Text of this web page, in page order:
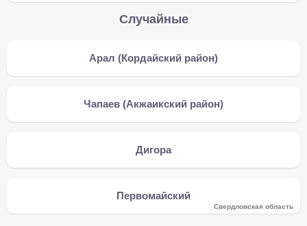
Случайные
Арал (Кордайский район)
Чапаев (Акжаикский район)
Дигора
Первомайский
Свердловская область